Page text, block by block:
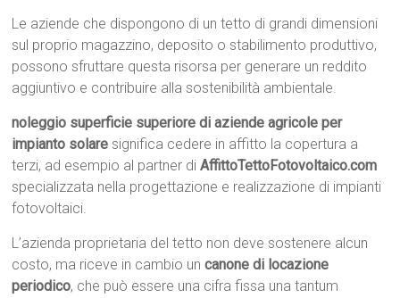
Le aziende che dispongono di un tetto di grandi dimensioni
sul proprio magazzino, deposito o stabilimento produttivo,
possono sfruttare questa risorsa per generare un reddito
aggiuntivo e contribuire alla sostenibilità ambientale.
noleggio superficie superiore di aziende agricole per
impianto solare significa cedere in affitto la copertura a
terzi, ad esempio al partner diAffittoTettoFotovoltaico.com
specializzata nella progettazione e realizzazione di impianti
fotovoltaici.
L’azienda proprietaria del tetto non deve sostenere alcun
costo, ma riceve in cambio uncanone di locazione
periodico, che può essere una cifra fissa una tantum